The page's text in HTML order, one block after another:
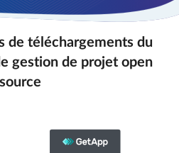
de téléchargements du
gestion de projet open
source